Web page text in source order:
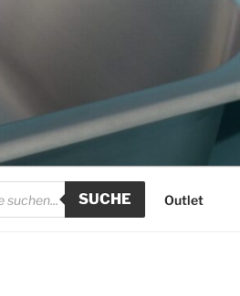
SUCHE Outlet